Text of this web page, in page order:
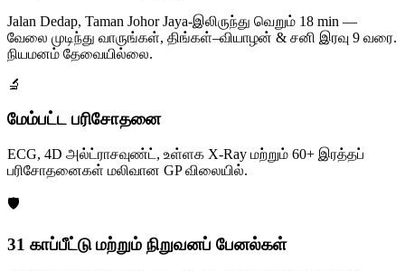
Jalan Dedap, Taman Johor Jaya-இலிருந்து வெறும் 18 min —
வேலை முடிந்து வாருங்கள், திங்கள்–வியாழன் & சனி இரவு 9 வரை.
நியமனம் தேவையில்லை.
🔬
மேம்பட்ட பரிசோதனை
ECG, 4D அல்ட்ராசவுண்ட், உள்ளக X-Ray மற்றும் 60+ இரத்தப்
பரிசோதனைகள் மலிவான GP விலையில்.
🛡️
31 காப்பீட்டு மற்றும் நிறுவனப் பேனல்கள்